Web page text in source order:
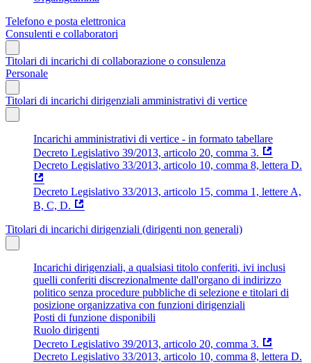
Telefono e posta elettronica
Consulenti e collaboratori
Titolari di incarichi di collaborazione o consulenza
Personale
Titolari di incarichi dirigenziali amministrativi di vertice
Incarichi amministrativi di vertice - in formato tabellare
Decreto Legislativo 39/2013, articolo 20, comma 3.
Decreto Legislativo 33/2013, articolo 10, comma 8, lettera D.
Decreto Legislativo 33/2013, articolo 15, comma 1, lettere A,
B, C, D.
Titolari di incarichi dirigenziali (dirigenti non generali)
Incarichi dirigenziali, a qualsiasi titolo conferiti, ivi inclusi
quelli conferiti discrezionalmente dall'organo di indirizzo
politico senza procedure pubbliche di selezione e titolari di
posizione organizzativa con funzioni dirigenziali
Posti di funzione disponibili
Ruolo dirigenti
Decreto Legislativo 39/2013, articolo 20, comma 3.
Decreto Legislativo 33/2013, articolo 10, comma 8, lettera D.